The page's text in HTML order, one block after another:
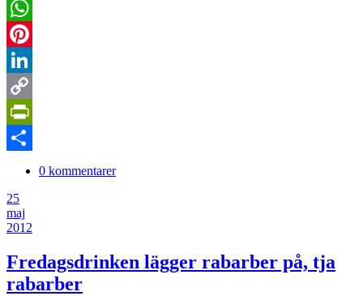
Twitter
WhatsApp
Pinterest
LinkedIn
Copy
Link
PrintFriendly
0 kommentarer
25
maj
2012
Fredagsdrinken lägger rabarber på, tja
rabarber